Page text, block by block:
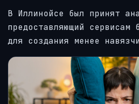
В Иллинойсе был принят
предоставляющий сервисам
для создания менее